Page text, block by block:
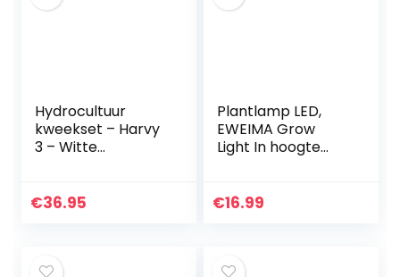
Hydrocultuur
kweekset – Harvy
3 – Witte
beginners
€36.95
Plantlamp LED,
EWEIMA Grow
Light In hoogte
soorten helderheid
€16.99